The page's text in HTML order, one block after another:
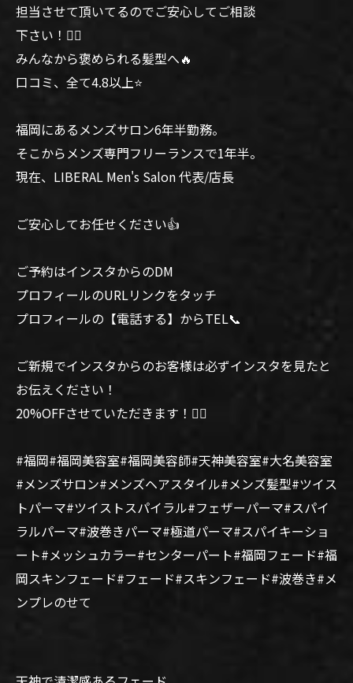
担当させて頂いてるのでご安心してご相談
下さい！🙆‍♂️
みんなから褒められる髪型へ🔥
口コミ、全て4.8以上⭐️
福岡にあるメンズサロン6年半勤務。
そこからメンズ専門フリーランスで1年半。
現在、LIBERAL Men's Salon 代表/店長
ご安心してお任せください👍
ご予約はインスタからのDM
プロフィールのURLリンクをタッチ
プロフィールの【電話する】からTEL📞
ご新規でインスタからのお客様は必ずインスタを見たと
お伝えください！
20%OFFさせていただきます！🙆‍♂️
#福岡#福岡美容室#福岡美容師#天神美容室#大名美容室
#メンズサロン#メンズヘアスタイル#メンズ髪型#ツイス
トパーマ#ツイストスパイラル#フェザーパーマ#スパイ
ラルパーマ#波巻きパーマ#極道パーマ#スパイキーショ
ート#メッシュカラー#センターパート#福岡フェード#福
岡スキンフェード#フェード#スキンフェード#波巻き#メ
ンプレのせて